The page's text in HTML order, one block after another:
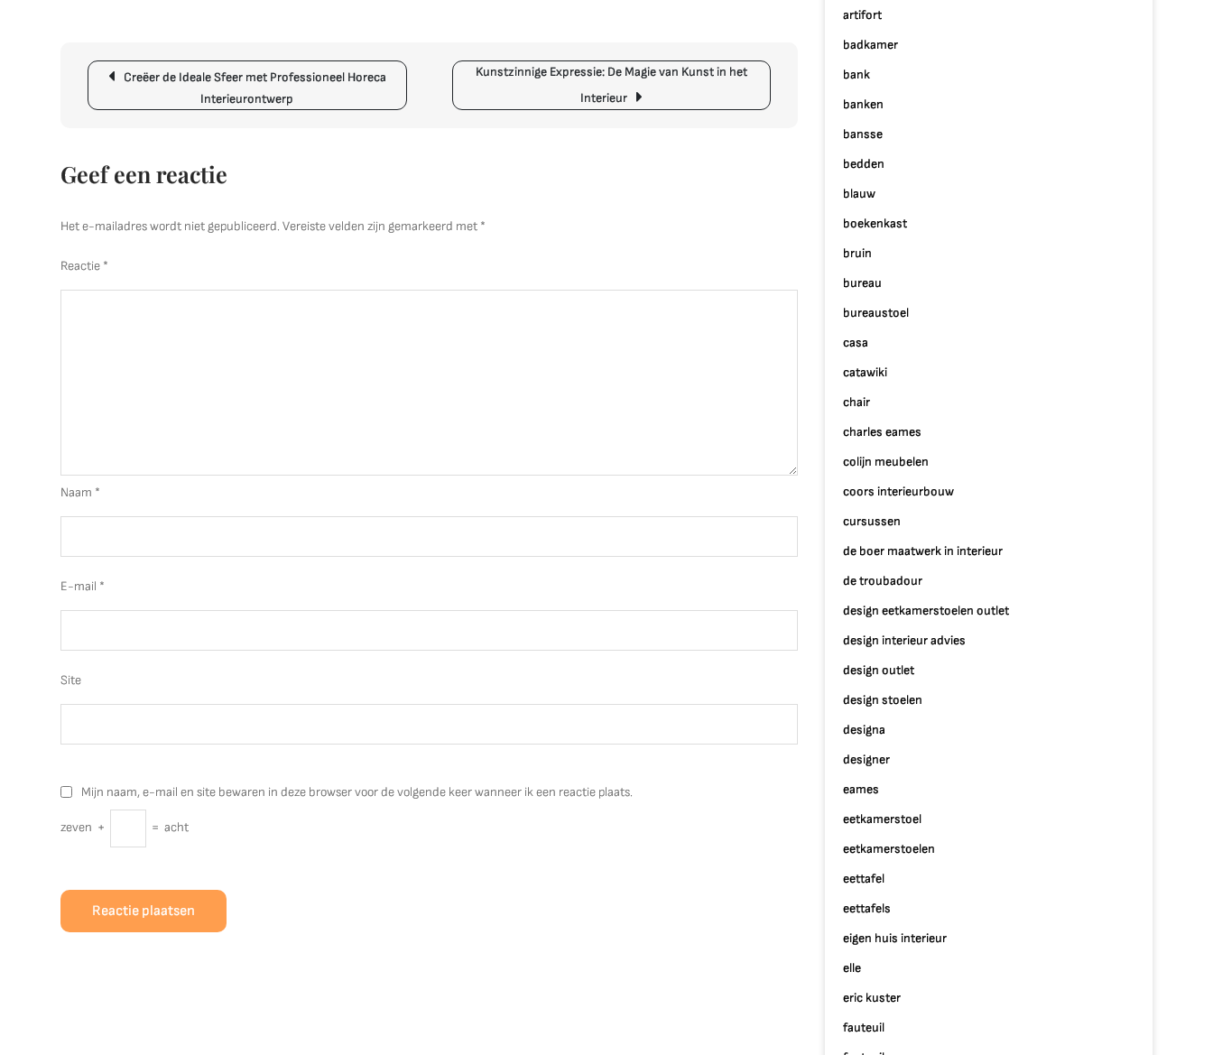
Uyterlinde
Berichtnavigatie
Creëer de Ideale Sfeer met Professioneel Horeca
Interieurontwerp
Kunstzinnige Expressie: De Magie van Kunst in het
Interieur
Geef een reactie
Het e-mailadres wordt niet gepubliceerd. Vereiste velden zijn gemarkeerd met *
Reactie *
Naam *
E-mail *
Site
Mijn naam, e-mail en site bewaren in deze browser voor de volgende keer wanneer ik een reactie plaats.
zeven + = acht
artifort
badkamer
bank
banken
bansse
bedden
blauw
boekenkast
bruin
bureau
bureaustoel
casa
catawiki
chair
charles eames
colijn meubelen
coors interieurbouw
cursussen
de boer maatwerk in interieur
de troubadour
design eetkamerstoelen outlet
design interieur advies
design outlet
design stoelen
designa
designer
eames
eetkamerstoel
eetkamerstoelen
eettafel
eettafels
eigen huis interieur
elle
eric kuster
fauteuil